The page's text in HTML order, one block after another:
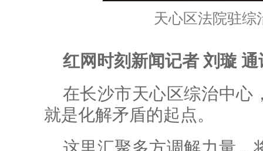
天心区法院驻综
红网时刻新闻记者 刘璇
在长沙市天心区综治中心
就是化解矛盾的起点。